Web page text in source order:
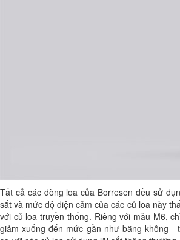
Tất cả các dòng loa của Borresen đều sử
sắt và mức độ điện cảm của các củ loa này
với củ loa truyền thống. Riêng với mẫu M6,
giảm xuống đến mức gần như bằng không -